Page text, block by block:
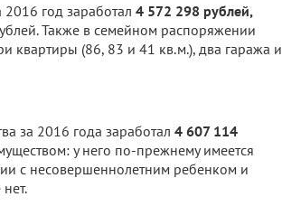
год заработал 4 572 298 рублей,
Также в семейном распоряжении
квартиры (86, 83 и 41 кв.м.), два гаража и
за 2016 года заработал 4 607 114
у него по-прежнему имеется
с несовершеннолетним ребенком и